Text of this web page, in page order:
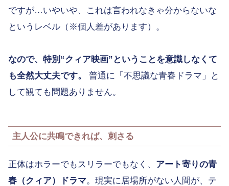
ですが…いやいや、これは言われなきゃ分からないな
というレベル（※個人差があります）。
なので、特別“クィア映画”ということを意識しなくて
も全然大丈夫です。
普通に「不思議な青春ドラマ」と
して観ても問題ありません。
主人公に共鳴できれば、刺さる
正体はホラーでもスリラーでもなく、 アート寄りの青
春（クィア）ドラマ。現実に居場所がない人間が、テ